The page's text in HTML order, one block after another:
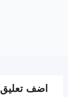
اضف تعليق